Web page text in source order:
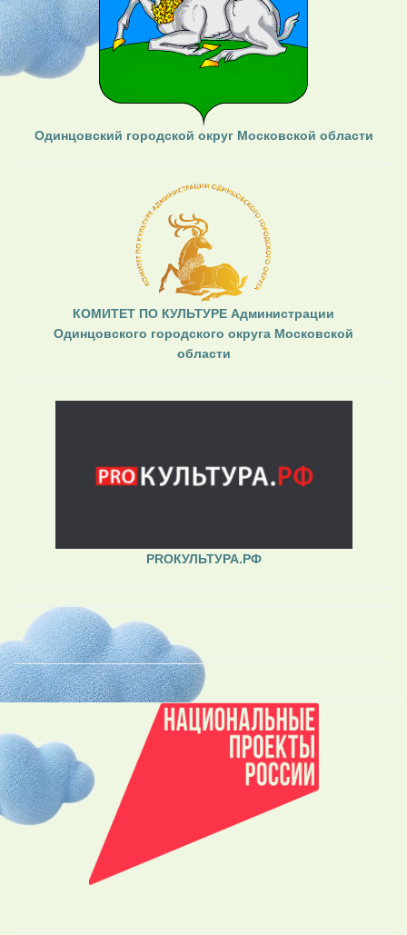
Одинцовский городской округ Московской области
КОМИТЕТ ПО КУЛЬТУРЕ Администрации
Одинцовского городского округа Московской
области
PROКУЛЬТУРА.РФ